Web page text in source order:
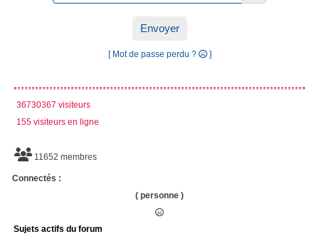
Envoyer
[ Mot de passe perdu ? ]
36730367 visiteurs
155 visiteurs en ligne
11652 membres
Connectés :
( personne )
Sujets actifs du forum